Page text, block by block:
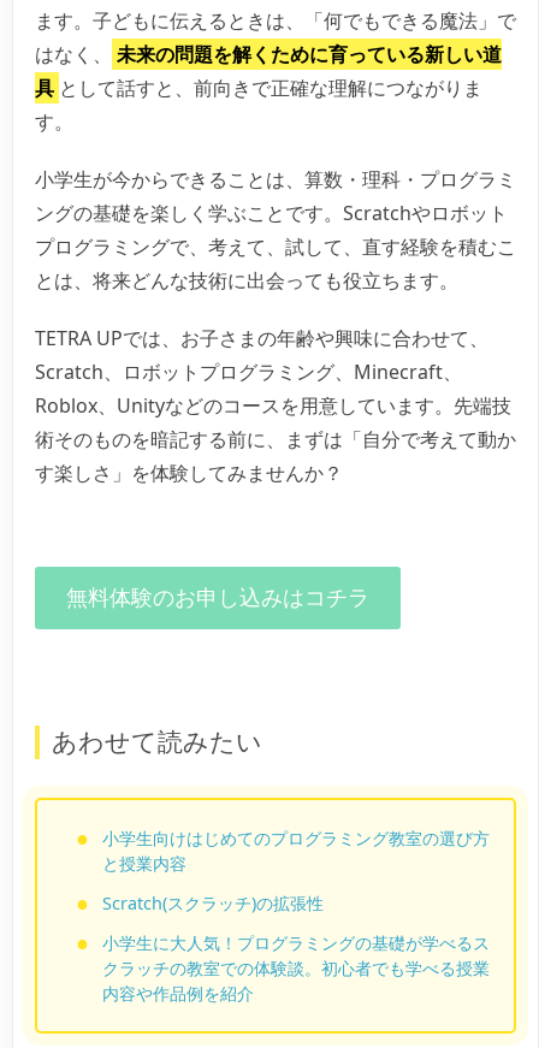
ます。子どもに伝えるときは、「何でもできる魔法」で
はなく、
未来の問題を解くために育っている新しい道
具 として話すと、前向きで正確な理解につながりま
す。
小学生が今からできることは、算数・理科・プログラミ
ングの基礎を楽しく学ぶことです。Scratchやロボット
プログラミングで、考えて、試して、直す経験を積むこ
とは、将来どんな技術に出会っても役立ちます。
TETRA UPでは、お子さまの年齢や興味に合わせて、
Scratch、ロボットプログラミング、Minecraft、
Roblox、Unityなどのコースを用意しています。先端技
術そのものを暗記する前に、まずは「自分で考えて動か
す楽しさ」を体験してみませんか？
無料体験のお申し込みはコチラ
あわせて読みたい
小学生向けはじめてのプログラミング教室の選び方
と授業内容
Scratch(スクラッチ)の拡張性
小学生に大人気！プログラミングの基礎が学べるス
クラッチの教室での体験談。初心者でも学べる授業
内容や作品例を紹介